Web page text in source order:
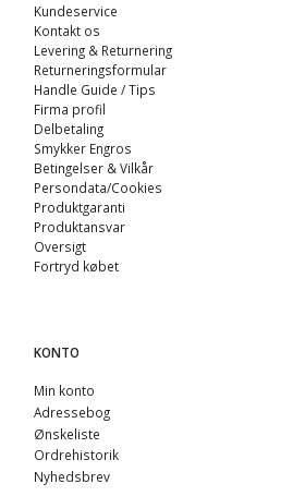
Kundeservice
Kontakt os
Levering & Returnering
Returneringsformular
Handle Guide / Tips
Firma profil
Delbetaling
Smykker Engros
Betingelser & Vilkår
Persondata/Cookies
Produktgaranti
Produktansvar
Oversigt
Fortryd købet
KONTO
Min konto
Adressebog
Ønskeliste
Ordrehistorik
Nyhedsbrev